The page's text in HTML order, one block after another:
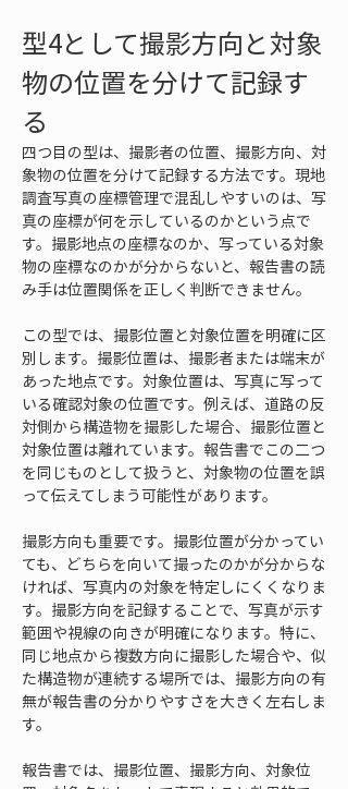
型4として撮影方向と対象
物の位置を分けて記録す
る
四つ目の型は、撮影者の位置、撮影方向、対
象物の位置を分けて記録する方法です。現地
調査写真の座標管理で混乱しやすいのは、写
真の座標が何を示しているのかという点で
す。撮影地点の座標なのか、写っている対象
物の座標なのかが分からないと、報告書の読
み手は位置関係を正しく判断できません。
この型では、撮影位置と対象位置を明確に区
別します。撮影位置は、撮影者または端末が
あった地点です。対象位置は、写真に写って
いる確認対象の位置です。例えば、道路の反
対側から構造物を撮影した場合、撮影位置と
対象位置は離れています。報告書でこの二つ
を同じものとして扱うと、対象物の位置を誤
って伝えてしまう可能性があります。
撮影方向も重要です。撮影位置が分かってい
ても、どちらを向いて撮ったのかが分からな
ければ、写真内の対象を特定しにくくなりま
す。撮影方向を記録することで、写真が示す
範囲や視線の向きが明確になります。特に、
同じ地点から複数方向に撮影した場合や、似
た構造物が連続する場所では、撮影方向の有
無が報告書の分かりやすさを大きく左右しま
す。
報告書では、撮影位置、撮影方向、対象位